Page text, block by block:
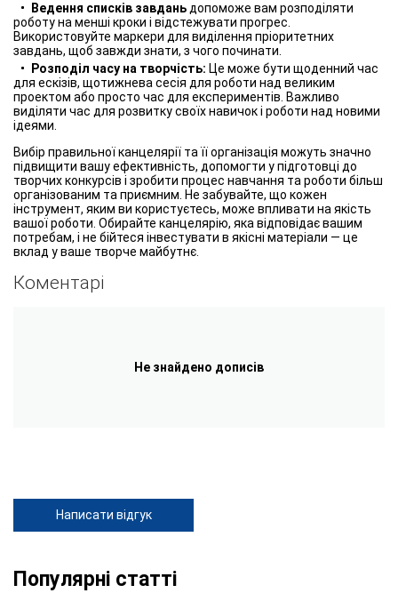
Ведення списків завданьдопоможе вам розподіляти
роботу на менші кроки і відстежувати прогрес.
Використовуйте маркери для виділення пріоритетних
завдань, щоб завжди знати, з чого починати.
Розподіл часу на творчість: Це може бути щоденний час
для ескізів, щотижнева сесія для роботи над великим
проектом або просто час для експериментів. Важливо
виділяти час для розвитку своїх навичок і роботи над новими
ідеями.
Вибір правильної канцелярії та її організація можуть значно
підвищити вашу ефективність, допомогти у підготовці до
творчих конкурсів і зробити процес навчання та роботи більш
організованим та приємним. Не забувайте, що кожен
інструмент, яким ви користуєтесь, може впливати на якість
вашої роботи. Обирайте канцелярію, яка відповідає вашим
потребам, і не бійтеся інвестувати в якісні матеріали — це
вклад у ваше творче майбутнє.
Коментарі
Не знайдено дописів
Написати відгук
Популярні статті